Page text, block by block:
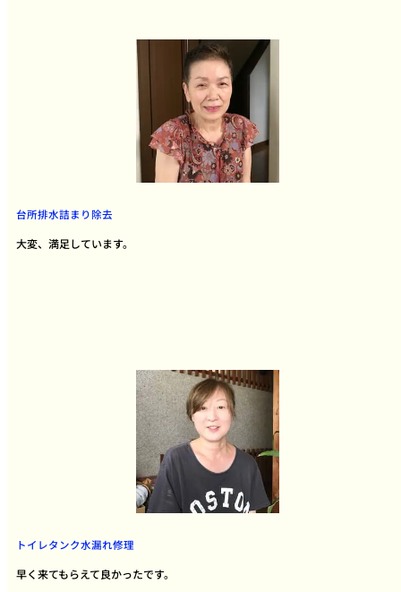
台所排水詰まり除去
大変、満足しています。
トイレタンク水漏れ修理
早く来てもらえて良かったです。